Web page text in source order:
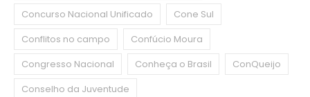
Concurso Nacional Unificado
Cone Sul
Conflitos no campo
Confúcio Moura
Congresso Nacional
Conheça o Brasil
ConQueijo
Conselho da Juventude